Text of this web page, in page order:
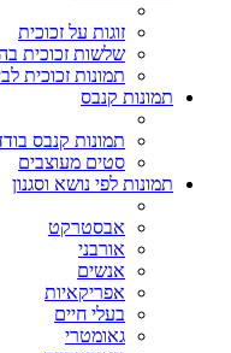
זוגות על זכוכית
שלשות זכוכית
תמונות זכוכית
תמונות קנבס
תמונות קנבס
סטים מעוצבים
תמונות לפי נושא וסגנון
אבסטרקט
אורבני
אנשים
אפריקאיות
בעלי חיים
גאומטרי